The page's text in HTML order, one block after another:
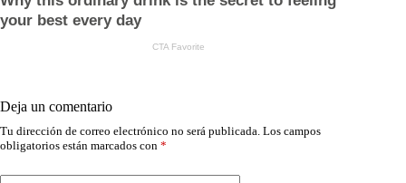
Deja un comentario
Tu dirección de correo electrónico no será publicada. Los campos
obligatorios están marcados con *